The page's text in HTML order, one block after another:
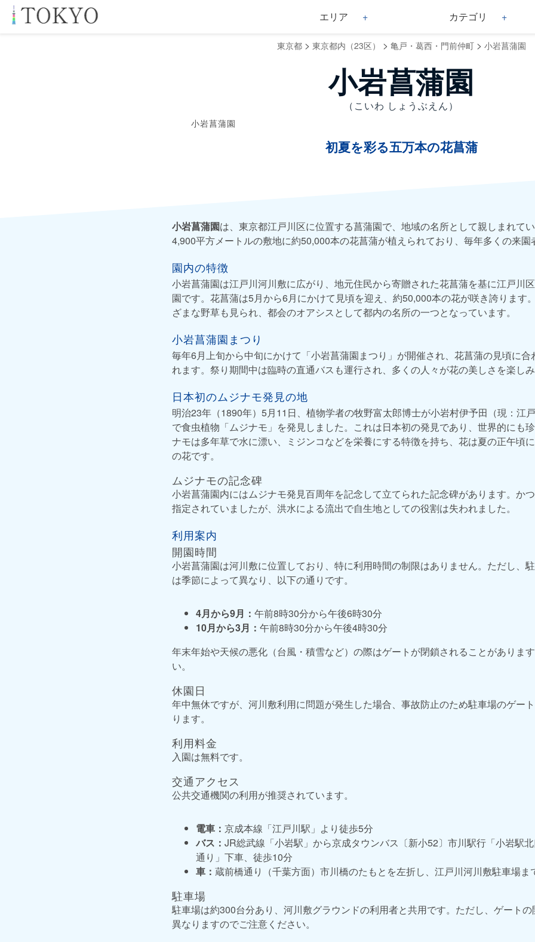
エリア カテゴリ
東京都> 東京都内（23区） > 亀戸・葛西・門前仲町> 小岩菖蒲園
小岩菖蒲園
（こいわ しょうぶえん）
小岩菖蒲園
初夏を彩る五万本の花菖蒲
小岩菖蒲園は、東京都江戸川区に位置する菖蒲園で、地域の名所として親しまれて
4,900平方メートルの敷地に約50,000本の花菖蒲が植えられており、毎年多くの来園
園内の特徴
小岩菖蒲園は江戸川河川敷に広がり、地元住民から寄贈された花菖蒲を基に江戸川
園です。花菖蒲は5月から6月にかけて見頃を迎え、約50,000本の花が咲き誇ります
ざまな野草も見られ、都会のオアシスとして都内の名所の一つとなっています。
小岩菖蒲園まつり
毎年6月上旬から中旬にかけて「小岩菖蒲園まつり」が開催され、花菖蒲の見頃に
れます。祭り期間中は臨時の直通バスも運行され、多くの人々が花の美しさを楽し
日本初のムジナモ発見の地
明治23年（1890年）5月11日、植物学者の牧野富太郎博士が小岩村伊予田（現：江
で食虫植物「ムジナモ」を発見しました。これは日本初の発見であり、世界的にも
ナモは多年草で水に漂い、ミジンコなどを栄養にする特徴を持ち、花は夏の正午頃
の花です。
ムジナモの記念碑
小岩菖蒲園内にはムジナモ発見百周年を記念して立てられた記念碑があります。か
指定されていましたが、洪水による流出で自生地としての役割は失われました。
利用案内
開園時間
小岩菖蒲園は河川敷に位置しており、特に利用時間の制限はありません。ただし、
は季節によって異なり、以下の通りです。
4月から9月： 午前8時30分から午後6時30分
10月から3月： 午前8時30分から午後4時30分
年末年始や天候の悪化（台風・積雪など）の際はゲートが閉鎖されることがありま
い。
休園日
年中無休ですが、河川敷利用に問題が発生した場合、事故防止のため駐車場のゲー
ります。
利用料金
入園は無料です。
交通アクセス
公共交通機関の利用が推奨されています。
電車： 京成本線「江戸川駅」より徒歩5分
バス： JR総武線「小岩駅」から京成タウンバス〔新小52〕市川駅行「小岩駅
通り」下車、徒歩10分
車： 蔵前橋通り（千葉方面）市川橋のたもとを左折し、江戸川河川敷駐車場ま
駐車場
駐車場は約300台分あり、河川敷グラウンドの利用者と共用です。ただし、ゲート
異なりますのでご注意ください。